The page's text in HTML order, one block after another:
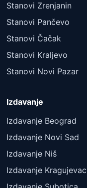
Stanovi Zrenjanin
Stanovi Pančevo
Stanovi Čačak
Stanovi Kraljevo
Stanovi Novi Pazar
Izdavanje
Izdavanje Beograd
Izdavanje Novi Sad
Izdavanje Niš
Izdavanje Kragujevac